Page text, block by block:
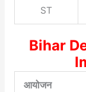
ST
Bihar
आयोजन